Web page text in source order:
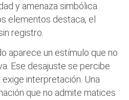
y amenaza simbólica.
elementos destaca, el
registro.
aparece un estímulo que no
Ese desajuste se percibe
interpretación. Una
que no admite matices